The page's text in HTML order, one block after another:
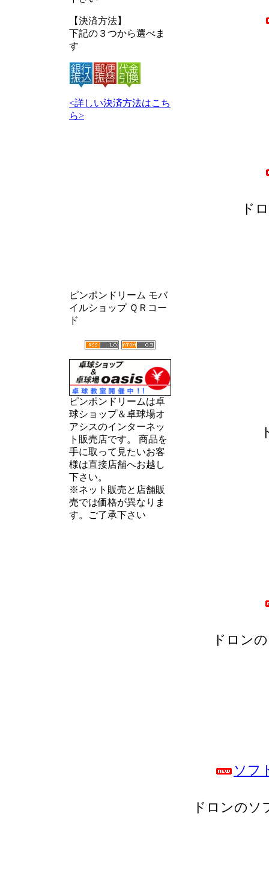
【決済方法】
下記の３つから選べま
す
<詳しい決済方法はこち
ら>
ピンポンドリーム モバ
イルショップ ＱＲコー
ド
ピンポンドリームは卓
球ショップ＆卓球場オ
アシスのインターネッ
ト販売店です。 商品を
手に取って見たいお客
様は直接店舗へお越し
下さい。
※ネット販売と店舗販
売では価格が異なりま
す。ご了承下さい
ド
ドロン
ソフ
ドロンのソ